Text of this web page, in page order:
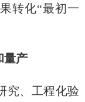
转化“最初一
量产
究、工程化验